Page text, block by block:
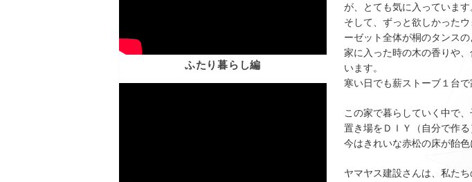
が、とても気に入っています
そして、ずっと欲しかった
ーゼット全体が桐のタンスの
家に入った時の木の香りや
います。
寒い日でも薪ストーブ１台
この家で暮らしていく中で
置き場をＤＩＹ（自分で作
今はきれいな赤松の床が飴
ヤマヤス建設さんは、私た
ふたり暮らし編